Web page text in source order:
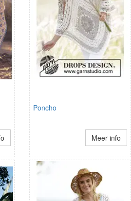
Poncho
Meer info